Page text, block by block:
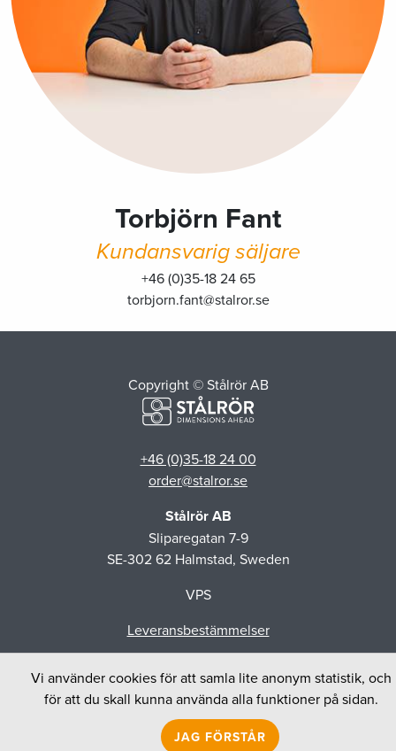
Torbjörn Fant
Kundansvarig säljare
+46 (0)35-18 24 65
torbjorn.fant@stalror.se
Copyright © Stålrör AB
+46 (0)35-18 24 00
order@stalror.se
Stålrör AB
Sliparegatan 7-9
SE-302 62 Halmstad, Sweden
VPS
Leveransbestämmelser
Vi använder cookies för att samla lite anonym statistik, och
för att du skall kunna använda alla funktioner på sidan.
JAG FÖRSTÅR